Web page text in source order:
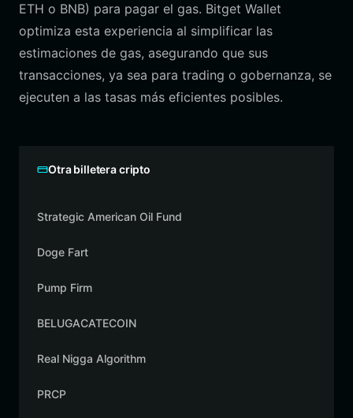
ETH o BNB) para pagar el gas. Bitget Wallet
optimiza esta experiencia al simplificar las
estimaciones de gas, asegurando que sus
transacciones, ya sea para trading o gobernanza, se
ejecuten a las tasas más eficientes posibles.
Otra billetera cripto
Strategic American Oil Fund
Doge Fart
Pump Firm
BELUGACATECOIN
Real Nigga Algorithm
PRCP